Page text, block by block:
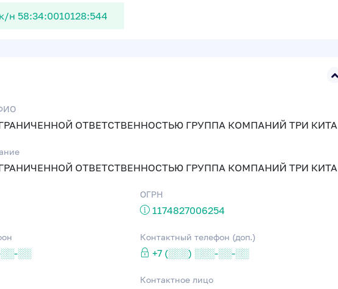
н 58:34:0010128:544
ОТВЕТСТВЕННОСТЬЮ ГРУППА КОМПАНИЙ ТРИ КИТА
ОТВЕТСТВЕННОСТЬЮ ГРУППА КОМПАНИЙ ТРИ КИТА
ОГРН
1174827006254
░░
Контактный телефон (доп.)
+7 (░░░) ░░░-░░-░░
Контактное лицо